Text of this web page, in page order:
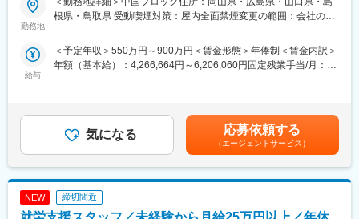
う役割は今後ますます大きくなっていくと考えられます。
活躍していただきます。病院やクリニックの医師や医療関係者に
【同社の特徴】
■必ず新薬メーカーのプロジェクトにアサインします
オンコロジーを含め、希少疾患領域も多数ございますので、スペ
シャリスト、ゼネラリストどちらも目指すことが可能です。
■少数精鋭ならではの魅力～待機リスクが低いため、安心して就業
できる環境です～
適切なフォローを実施するために約300人のMR数を保って運営し
ており、プロジェクト終了の数か月前から面談を実施しているた
め、隙間なくアサインすることができますのでMRの成長機会を奪
勤務地
根県・鳥取県 受動喫煙対策：屋内全面禁煙変更の範囲：会社の定
給与
＜予定年収＞550万円～900万円＜賃金形態＞年俸制＜賃金内訳＞
年額（基本給）：4,266,664円～6,206,060円固定残業手当/月：
給与補足＞■別途、外勤手当など手当支給※経験・能力などを考慮
の上、話し合いで決定賃金はあくまでも目安の金額であり、選考
を通じて上下する可能性があります。月給(月額)は固定手当を含め
た表記です。
気になる 応募依頼する
（エージェントサービス）
NEW 締切間近